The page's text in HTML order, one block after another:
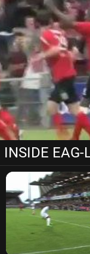
INSIDE EAG-